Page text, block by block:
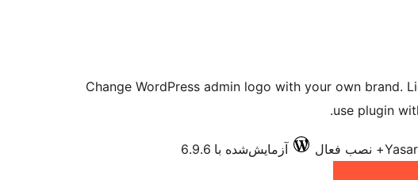
Change WordPress admin logo with your own brand.
use plugin
آزمایش‌شده با 6.9.6